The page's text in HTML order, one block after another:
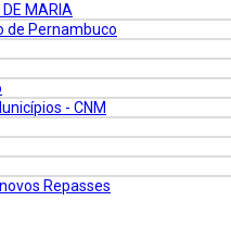
MARIA
de Pernambuco
- CNM
Repasses